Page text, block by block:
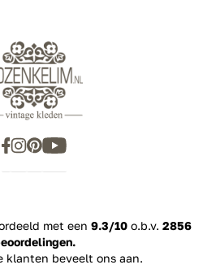
met een 9.3/10 o.b.v. 2856
klanten beveelt ons aan.